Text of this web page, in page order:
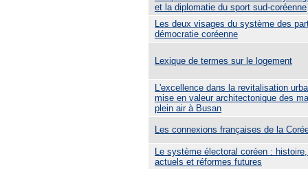
et la diplomatie du sport sud-coréenne
Les deux visages du système des
démocratie coréenne
Lexique de termes sur le logement
L'excellence dans la revitalisation
mise en valeur architectonique des
plein air à Busan
Les connexions françaises de la
Le système électoral coréen :
actuels et réformes futures